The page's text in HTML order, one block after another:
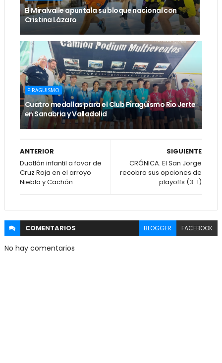
El Miralvalle apuntala su bloque nacional con
Cristina Lázaro
PIRAGUISMO
Cuatro medallas para el Club Piragüismo Rio Jerte
en Sanabria y Valladolid
SIGUIENTE
CRÓNICA. El San Jorge
recobra sus opciones de
playoffs (3-1)
ANTERIOR
Duatlón infantil a favor de
Cruz Roja en el arroyo
Niebla y Cachón
COMENTARIOS BLOGGER FACEBOOK
No hay comentarios